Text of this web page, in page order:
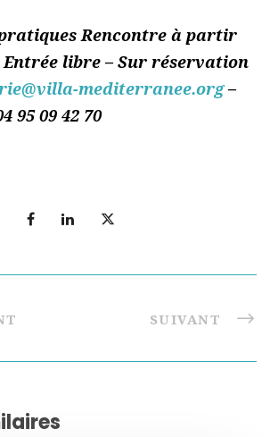
Rencontre à partir
Entrée libre – Sur réservation
mediterranee.org–
95 09 42 70
SUIVANT